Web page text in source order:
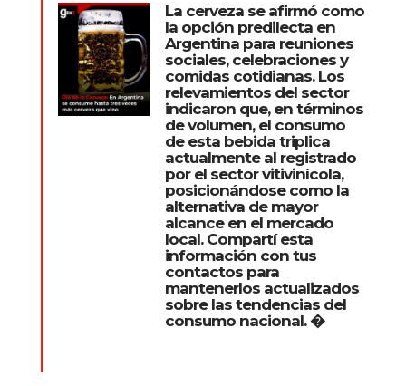
La cerveza se afirmó como
la opción predilecta en
Argentina para reuniones
sociales, celebraciones y
comidas cotidianas. Los
relevamientos del sector
indicaron que, en términos
de volumen, el consumo
de esta bebida triplica
actualmente al registrado
por el sector vitivinícola,
posicionándose como la
alternativa de mayor
alcance en el mercado
local. Compartí esta
información con tus
contactos para
mantenerlos actualizados
sobre las tendencias del
consumo nacional. �